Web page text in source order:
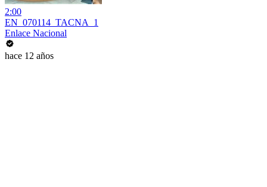
2:00
EN_070114_TACNA_1
Enlace Nacional
hace 12 años